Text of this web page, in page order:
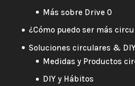
Más sobre Drive 0
¿Cómo puedo ser más
Soluciones circulares &
Medidas y Productos
DIY y Hábitos